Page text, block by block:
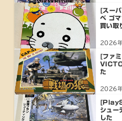
[スー
ベ ゴ
買い取
2026
[ファ
た
2026
シュー
した